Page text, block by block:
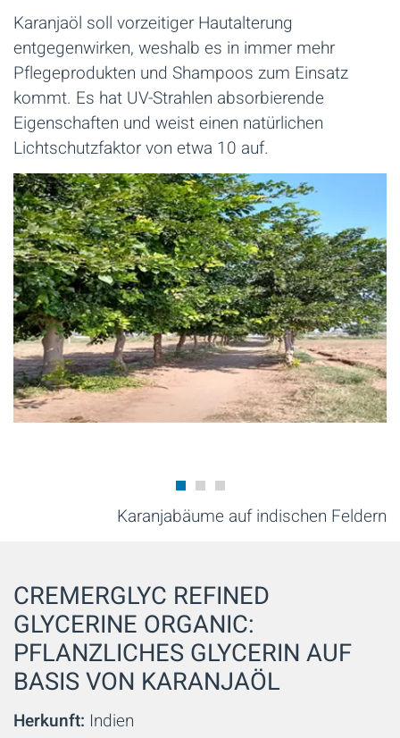
Karanjaöl soll vorzeitiger Hautalterung
entgegenwirken, weshalb es in immer mehr
Pflegeprodukten und Shampoos zum Einsatz
kommt. Es hat UV-Strahlen absorbierende
Eigenschaften und weist einen natürlichen
Lichtschutzfaktor von etwa 10 auf.
Karanjabäume auf indischen Feldern
CREMERGLYC REFINED
GLYCERINE ORGANIC:
PFLANZLICHES GLYCERIN AUF
BASIS VON KARANJAÖL
Herkunft: Indien